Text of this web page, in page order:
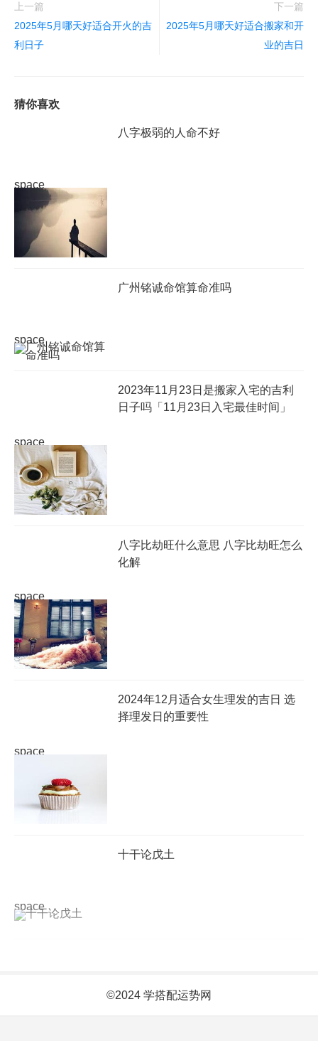
上一篇
2025年5月哪天好适合开火的吉
利日子
下一篇
2025年5月哪天好适合搬家和开
业的吉日
猜你喜欢
space
​八字极弱的人命不好
space
广州铭诚命馆算命准吗
space
2023年11月23日是搬家入宅的吉利
日子吗「11月23日入宅最佳时间」
space
八字比劫旺什么意思 八字比劫旺怎么
化解
space
2024年12月适合女生理发的吉日 选
择理发日的重要性
space
十干论戊土
©2024 学搭配运势网